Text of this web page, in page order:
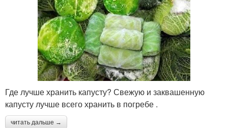
Где лучше хранить капусту? Свежую и заквашенную
капусту лучше всего хранить в погребе .
читать дальше →